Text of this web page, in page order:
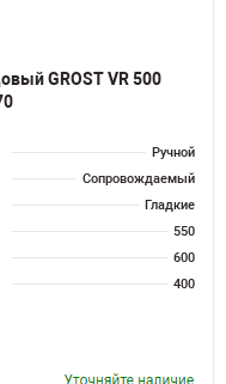
GROST VR 500
Ручной
Сопровождаемый
Гладкие
550
600
400